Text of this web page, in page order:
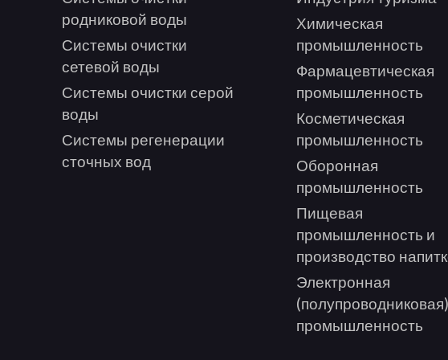
родниковой воды
Системы очистки
сетевой воды
Системы очистки серой
воды
Системы регенерации
сточных вод
Химическая
промышленность
Фармацевтическая
промышленность
Косметическая
промышленность
Оборонная
промышленность
Пищевая
промышленность и
производство
Электронная
(полупроводниковая)
промышленность